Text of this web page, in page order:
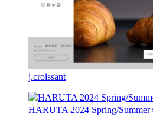
j.croissant
HARUTA 2024 Spring/